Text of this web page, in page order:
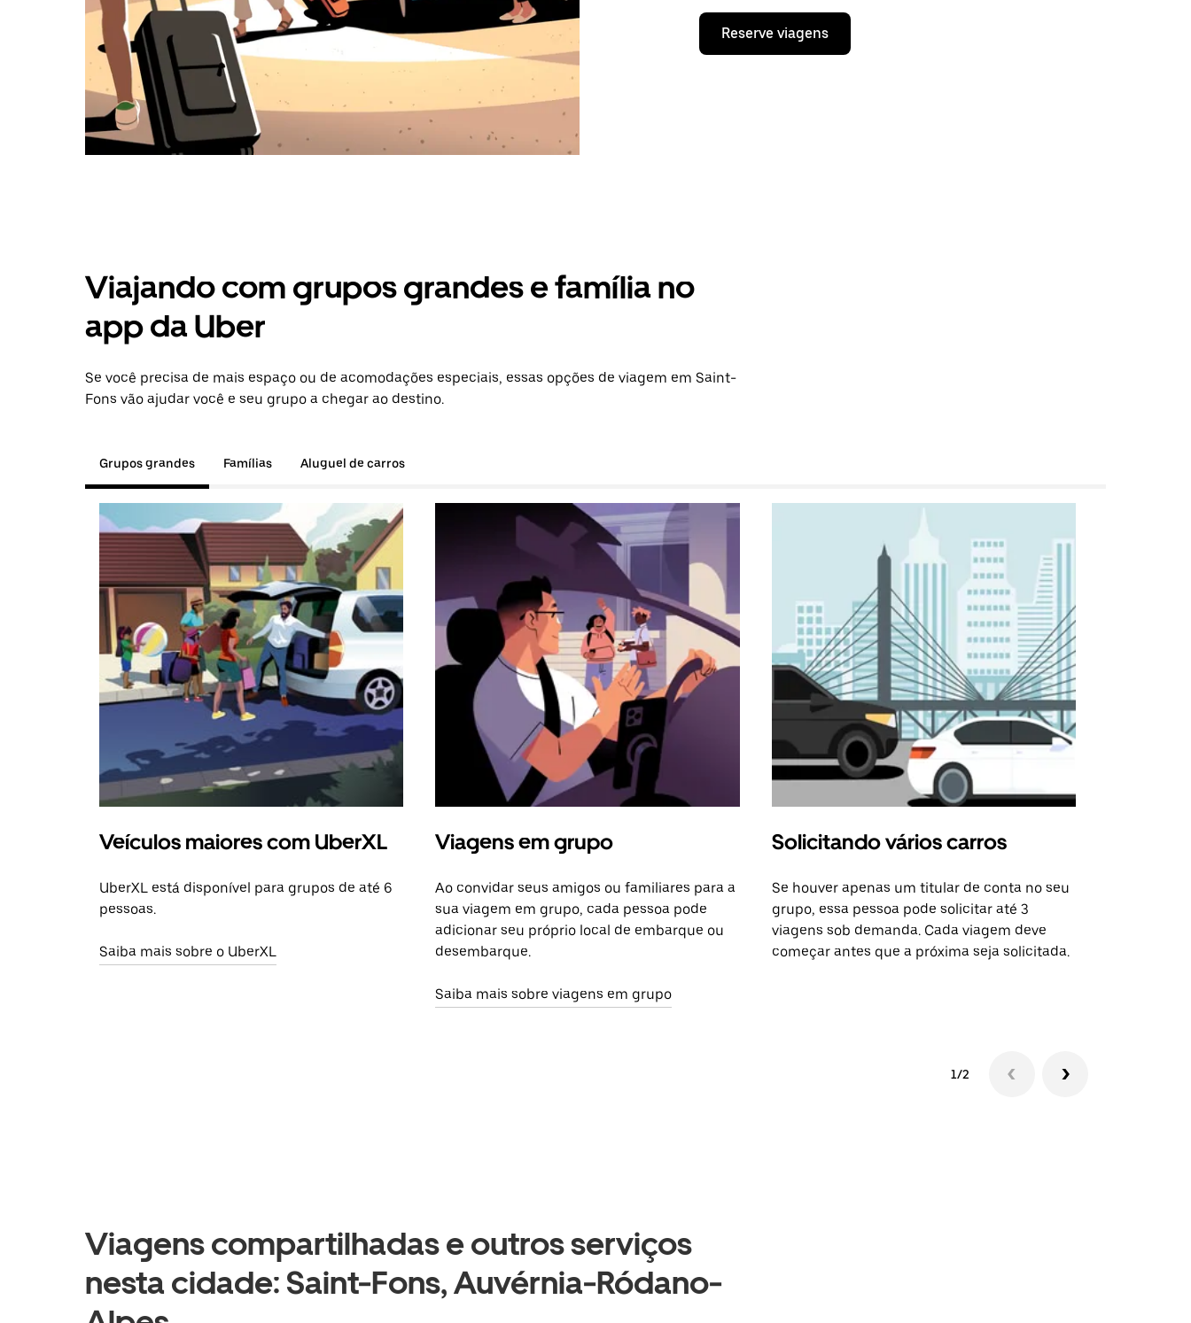
Reserve viagens
Viajando com grupos grandes e família no
app da Uber
Se você precisa de mais espaço ou de acomodações especiais, essas opções de viagem em Saint-
Fons vão ajudar você e seu grupo a chegar ao destino.
Grupos grandes Famílias Aluguel de carros
Veículos maiores com UberXL
UberXL está disponível para grupos de até 6
pessoas.
Saiba mais sobre o UberXL
Viagens em grupo
Ao convidar seus amigos ou familiares para a
sua viagem em grupo, cada pessoa pode
adicionar seu próprio local de embarque ou
desembarque.
Saiba mais sobre viagens em grupo
Solicitando vários carros
Se houver apenas um titular de conta no seu
grupo, essa pessoa pode solicitar até 3
viagens sob demanda. Cada viagem deve
começar antes que a próxima seja solicitada.
1/2
Viagens compartilhadas e outros serviços
nesta cidade: Saint-Fons, Auvérnia-Ródano-